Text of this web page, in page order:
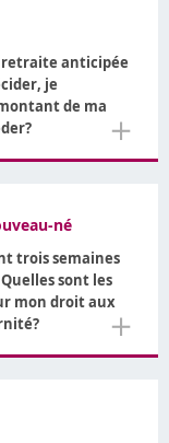
retraite anticipée
je
de ma＋
né
trois semaines
sont les
mon droit aux＋